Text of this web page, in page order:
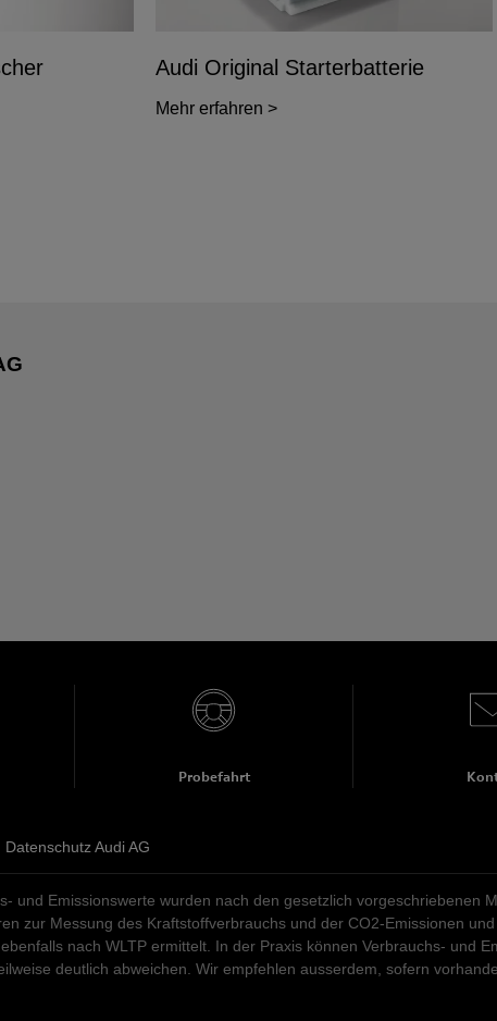
Audi Original Starterbatterie
Mehr erfahren >
Probefahrt
Datenschutz Audi AG
und Emissionswerte wurden nach den gesetzlich
zur Messung des Kraftstoffverbrauchs und der CO2-Emissionen
nach WLTP ermittelt. In der Praxis können Verbrauchs- und
deutlich abweichen. Wir empfehlen ausserdem, sofern